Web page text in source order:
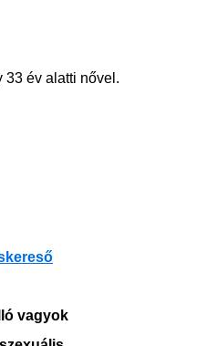
33 év alatti nővel.
vagyok